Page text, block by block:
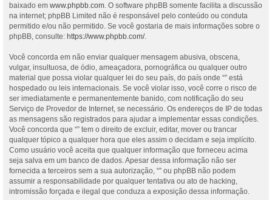
baixado em www.phpbb.com. O software phpBB somente facilita a discussão
na internet; phpBB Limited não é responsável pelo conteúdo ou conduta
permitido e/ou não permitido. Se você gostaria de mais informações sobre o
phpBB, consulte: https://www.phpbb.com/.
Você concorda em não enviar qualquer mensagem abusiva, obscena,
vulgar, insultuosa, de ódio, ameaçadora, pornográfica ou qualquer outro
material que possa violar qualquer lei do seu país, do país onde “” está
hospedado ou leis internacionais. Se você violar isso, você corre o risco de
ser imediatamente e permanentemente banido, com notificação do seu
Serviço de Provedor de Internet, se necessário. Os endereços de IP de todas
as mensagens são registrados para ajudar a implementar essas condições.
Você concorda que “” tem o direito de excluir, editar, mover ou trancar
qualquer tópico a qualquer hora que eles assim o decidam e seja implícito.
Como usuário você aceita que qualquer informação que forneceu acima
seja salva em um banco de dados. Apesar dessa informação não ser
fornecida a terceiros sem a sua autorização, “” ou phpBB não podem
assumir a responsabilidade por qualquer tentativa ou ato de hacking,
intromissão forçada e ilegal que conduza a exposição dessa informação.